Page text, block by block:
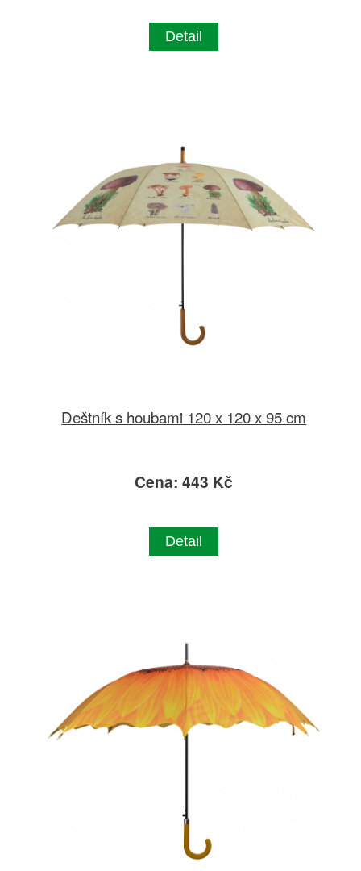
Detail
Deštník s houbami 120 x 120 x 95 cm
Cena: 443 Kč
Detail